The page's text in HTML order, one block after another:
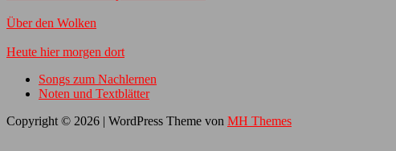
Über den Wolken
Heute hier morgen dort
Songs zum Nachlernen
Noten und Textblätter
Copyright © 2026 | WordPress Theme von MH Themes